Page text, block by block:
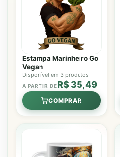
Estampa Marinheiro Go
Vegan
Disponível em 3 produtos
A PARTIR DER$ 35,49
COMPRAR